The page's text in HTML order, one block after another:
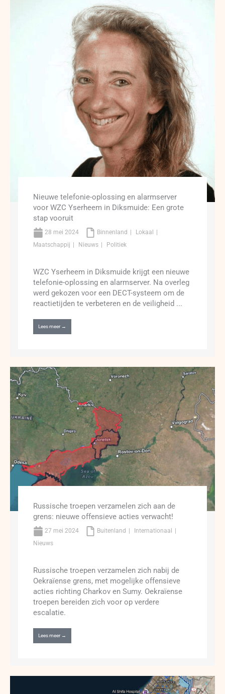
Nieuwe telefonie-oplossing en alarmserver
voor WZC Yserheem in Diksmuide: Een grote
stap vooruit
28 mei 2024 Binnenland
Lokaal
Maatschappij
Nieuws Politiek
WZC Yserheem in Diksmuide krijgt een nieuwe
telefonie-oplossing en alarmserver. Na overleg
werd gekozen voor een DECT-systeem om de
reactietijden te verbeteren en de veiligheid ...
Lees meer →
Russische troepen verzamelen zich aan de
grens: nieuwe offensieve acties verwacht!
27 mei 2024 Buitenland
Internationaal
Nieuws
Russische troepen verzamelen zich nabij de
Oekraïense grens, met mogelijke offensieve
acties richting Charkov en Sumy. Oekraïense
troepen bereiden zich voor op verdere
escalatie.
Lees meer →